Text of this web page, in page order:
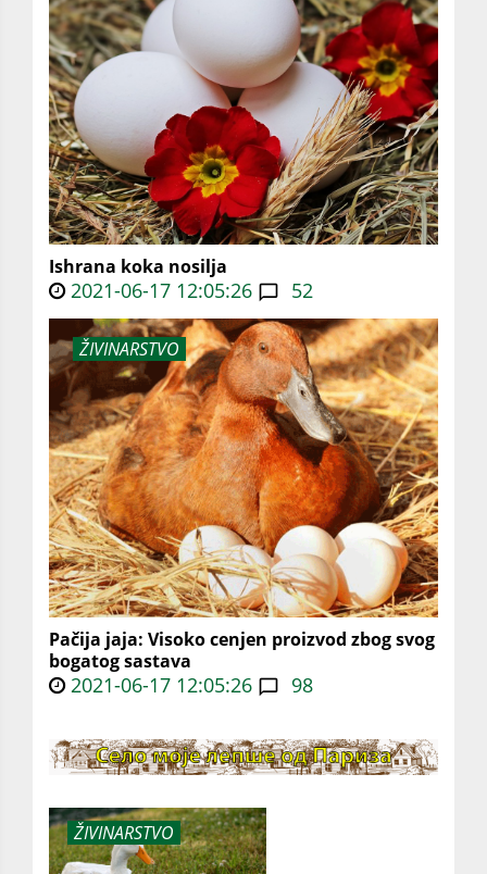
Ishrana koka nosilja
2021-06-17 12:05:26 52
ŽIVINARSTVO
Pačija jaja: Visoko cenjen proizvod zbog svog
bogatog sastava
2021-06-17 12:05:26 98
ŽIVINARSTVO